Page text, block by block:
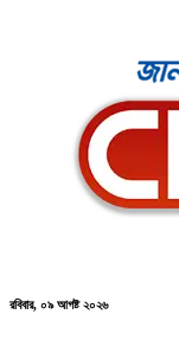
রবিবার, ০৯ আগষ্ট ২০২৬